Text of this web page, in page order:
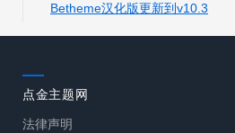
Betheme汉化版更新到v10.3
点金主题网
法律声明